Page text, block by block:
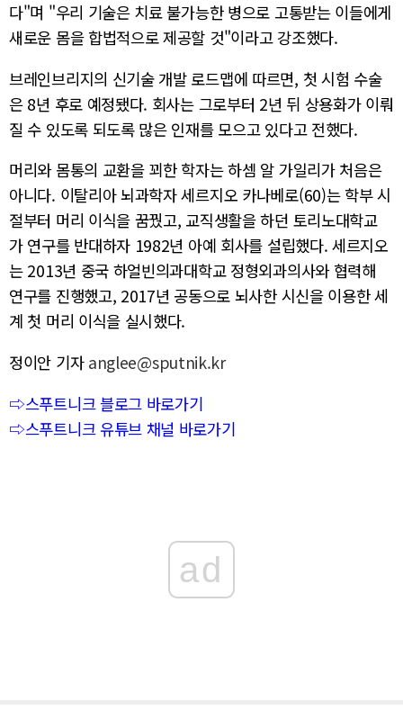
다"며 "우리 기술은 치료 불가능한 병으로 고통받는 이들에게
새로운 몸을 합법적으로 제공할 것"이라고 강조했다.
브레인브리지의 신기술 개발 로드맵에 따르면, 첫 시험 수술
은 8년 후로 예정됐다. 회사는 그로부터 2년 뒤 상용화가 이뤄
질 수 있도록 되도록 많은 인재를 모으고 있다고 전했다.
머리와 몸통의 교환을 꾀한 학자는 하셈 알 가일리가 처음은
아니다. 이탈리아 뇌과학자 세르지오 카나베로(60)는 학부 시
절부터 머리 이식을 꿈꿨고, 교직생활을 하던 토리노대학교
가 연구를 반대하자 1982년 아예 회사를 설립했다. 세르지오
는 2013년 중국 하얼빈의과대학교 정형외과의사와 협력해
연구를 진행했고, 2017년 공동으로 뇌사한 시신을 이용한 세
계 첫 머리 이식을 실시했다.
정이안 기자 anglee@sputnik.kr
⇨스푸트니크 블로그 바로가기
⇨스푸트니크 유튜브 채널 바로가기
ad